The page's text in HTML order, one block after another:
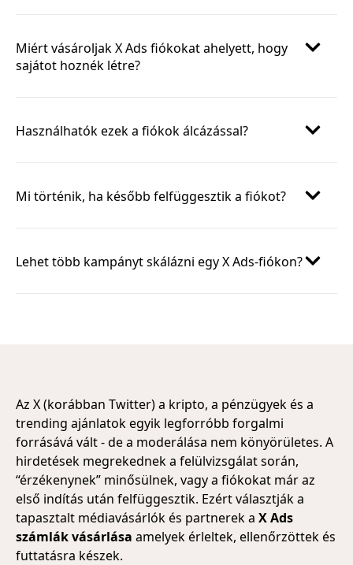
Miért vásároljak X Ads fiókokat ahelyett, hogy
sajátot hoznék létre?
Használhatók ezek a fiókok álcázással?
Mi történik, ha később felfüggesztik a fiókot?
Lehet több kampányt skálázni egy X Ads-fiókon?
Az X (korábban Twitter) a kripto, a pénzügyek és a
trending ajánlatok egyik legforróbb forgalmi
forrásává vált - de a moderálása nem könyörületes. A
hirdetések megrekednek a felülvizsgálat során,
“érzékenynek” minősülnek, vagy a fiókokat már az
első indítás után felfüggesztik. Ezért választják a
tapasztalt médiavásárlók és partnerek a X Ads
számlák vásárlása amelyek érleltek, ellenőrzöttek és
futtatásra készek.